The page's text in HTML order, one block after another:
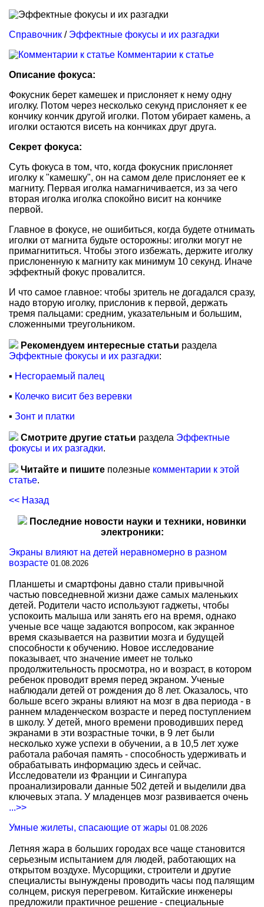
Справочник / Эффектные фокусы и их разгадки
Комментарии к статье
Описание фокуса:
Фокусник берет камешек и прислоняет к нему одну
иголку. Потом через несколько секунд прислоняет к ее
кончику кончик другой иголки. Потом убирает камень, а
иголки остаются висеть на кончиках друг друга.
Секрет фокуса:
Суть фокуса в том, что, когда фокусник прислоняет
иголку к "камешку", он на самом деле прислоняет ее к
магниту. Первая иголка намагничивается, из за чего
вторая иголка иголка спокойно висит на кончике
первой.
Главное в фокусе, не ошибиться, когда будете отнимать
иголки от магнита будьте осторожны: иголки могут не
примагнититься. Чтобы этого избежать, держите иголку
прислоненную к магниту как минимум 10 секунд. Иначе
эффектный фокус провалится.
И что самое главное: чтобы зритель не догадался сразу,
надо вторую иголку, прислонив к первой, держать
тремя пальцами: средним, указательным и большим,
сложенными треугольником.
Рекомендуем интересные статьи раздела
Эффектные фокусы и их разгадки:
▪ Несгораемый палец
▪ Колечко висит без веревки
▪ Зонт и платки
Смотрите другие статьи раздела Эффектные
фокусы и их разгадки.
Читайте и пишите полезные комментарии к этой
статье.
<< Назад
Последние новости науки и техники, новинки
электроники:
Экраны влияют на детей неравномерно в разном
возрасте 01.08.2026
Планшеты и смартфоны давно стали привычной
частью повседневной жизни даже самых маленьких
детей. Родители часто используют гаджеты, чтобы
успокоить малыша или занять его на время, однако
ученые все чаще задаются вопросом, как экранное
время сказывается на развитии мозга и будущей
способности к обучению. Новое исследование
показывает, что значение имеет не только
продолжительность просмотра, но и возраст, в котором
ребенок проводит время перед экраном. Ученые
наблюдали детей от рождения до 8 лет. Оказалось, что
больше всего экраны влияют на мозг в два периода - в
раннем младенческом возрасте и перед поступлением
в школу. У детей, много времени проводивших перед
экранами в эти возрастные точки, в 9 лет были
несколько хуже успехи в обучении, а в 10,5 лет хуже
работала рабочая память - способность удерживать и
обрабатывать информацию здесь и сейчас.
Исследователи из Франции и Сингапура
проанализировали данные 502 детей и выделили два
ключевых этапа. У младенцев мозг развивается очень
...>>
Умные жилеты, спасающие от жары 01.08.2026
Летняя жара в больших городах все чаще становится
серьезным испытанием для людей, работающих на
открытом воздухе. Мусорщики, строители и другие
специалисты вынуждены проводить часы под палящим
солнцем, рискуя перегревом. Китайские инженеры
предложили практичное решение - специальные